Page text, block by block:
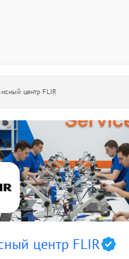
центр FLIR
центр FLIR